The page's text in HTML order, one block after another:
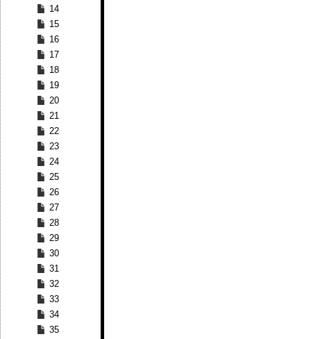
14
15
16
17
18
19
20
21
22
23
24
25
26
27
28
29
30
31
32
33
34
35